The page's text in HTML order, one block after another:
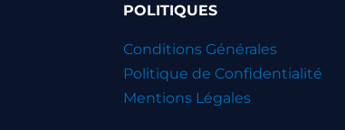
POLITIQUES
Conditions Générales
Politique de Confidentialité
Mentions Légales